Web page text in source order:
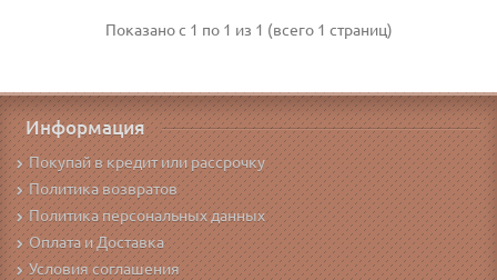
Показано с 1 по 1 из 1 (всего 1 страниц)
Информация
Покупай в кредит или рассрочку
Политика возвратов
Политика персональных данных
Оплата и Доставка
Условия соглашения